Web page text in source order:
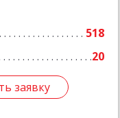
518
20
заявку
заявку